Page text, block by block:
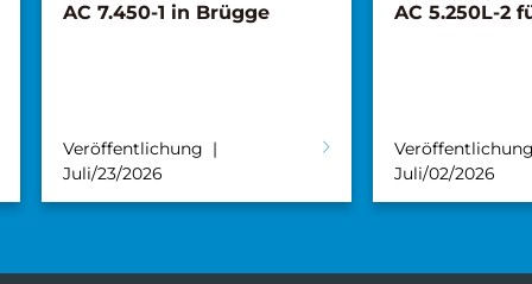
AC 7.450-1 in Brügge
Veröffentlichung
Juli/23/2026
AC 5.250L-2
Juli/02/2026